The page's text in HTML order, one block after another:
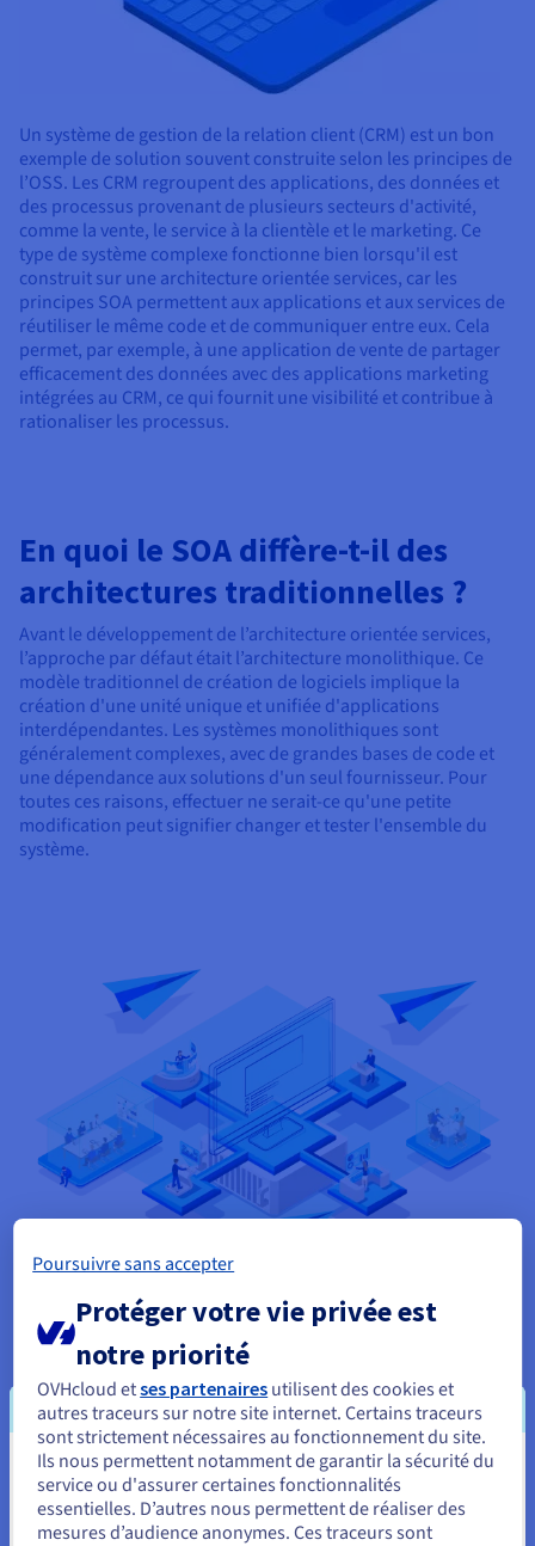
Un système de gestion de la relation client (CRM) est un bon
exemple de solution souvent construite selon les principes de
l’OSS. Les CRM regroupent des applications, des données et
des processus provenant de plusieurs secteurs d'activité,
comme la vente, le service à la clientèle et le marketing. Ce
type de système complexe fonctionne bien lorsqu'il est
construit sur une architecture orientée services, car les
principes SOA permettent aux applications et aux services de
réutiliser le même code et de communiquer entre eux. Cela
permet, par exemple, à une application de vente de partager
efficacement des données avec des applications marketing
intégrées au CRM, ce qui fournit une visibilité et contribue à
rationaliser les processus.
En quoi le SOA diffère-t-il des
architectures traditionnelles ?
Avant le développement de l’architecture orientée services,
l’approche par défaut était l’architecture monolithique. Ce
modèle traditionnel de création de logiciels implique la
création d'une unité unique et unifiée d'applications
interdépendantes. Les systèmes monolithiques sont
généralement complexes, avec de grandes bases de code et
une dépendance aux solutions d'un seul fournisseur. Pour
toutes ces raisons, effectuer ne serait-ce qu'une petite
modification peut signifier changer et tester l'ensemble du
système.
Une architecture monolithique n'utilisant qu'une seule base
de code, elle peut faciliter le développement. Cependant, il
n'offre pas l'agilité, la flexibilité et l'évolutivité souhaitées par
les développeurs de logiciels d'aujourd'hui. Il existe
également un risque de blocage du fournisseur, qui peut
également constituer un obstacle à l’adoption et à
l’intégration de la technologie. En comparaison, les systèmes
logiciels conçus à l’aide de SOA se composent de plusieurs
applications faiblement couplées, qui sont divisées en
Vous semblez être localisé en États-
Unis.
Poursuivre sans accepter
Protéger votre vie privée est
notre priorité
OVHcloud etses partenaires utilisent des cookies et
autres traceurs sur notre site internet. Certains traceurs
sont strictement nécessaires au fonctionnement du site.
Ils nous permettent notamment de garantir la sécurité du
service ou d'assurer certaines fonctionnalités
essentielles. D’autres nous permettent de réaliser des
mesures d’audience anonymes. Ces traceurs sont